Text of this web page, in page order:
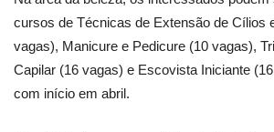
cursos de Técnicas de Extensão de Cílios
vagas), Manicure e Pedicure (10 vagas),
Capilar (16 vagas) e Escovista Iniciante
com início em abril.